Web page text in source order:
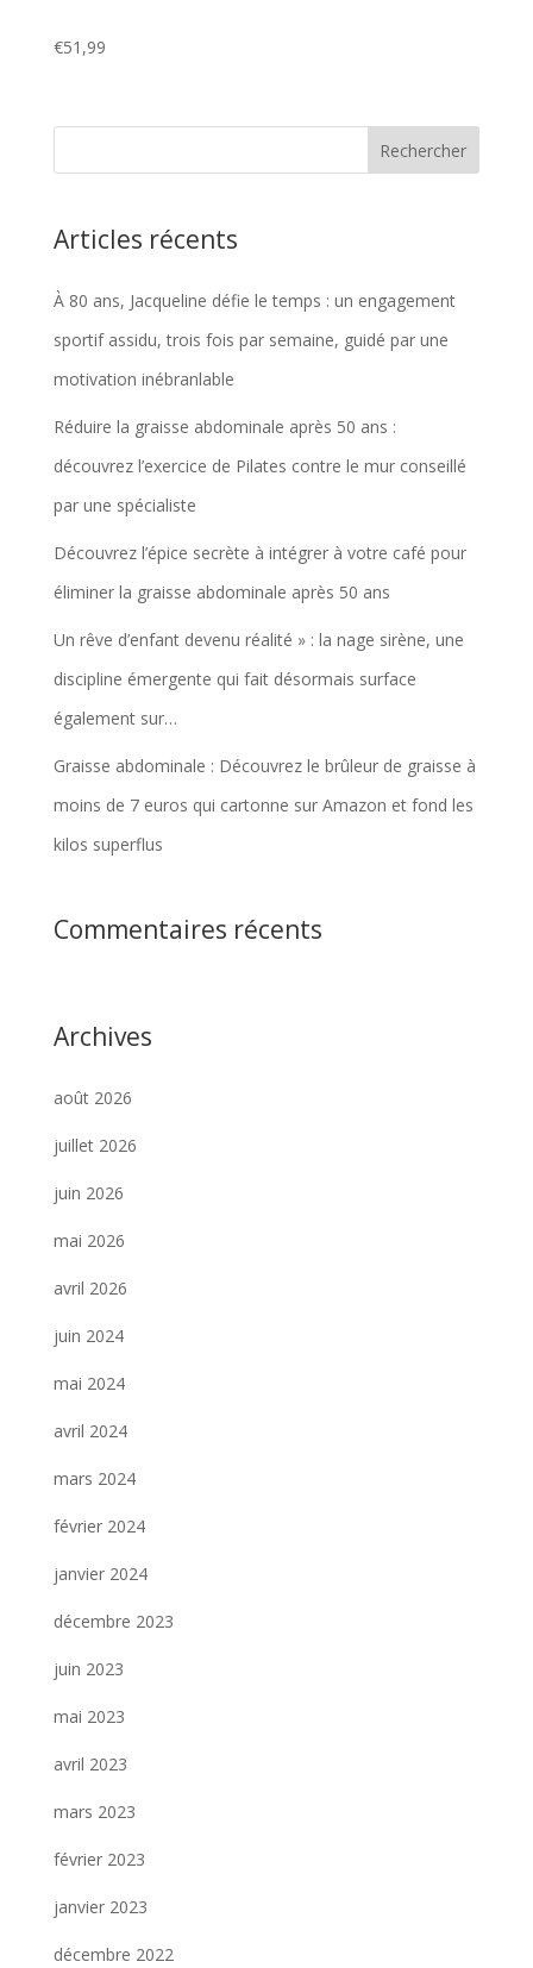
€51,99
Articles récents
À 80 ans, Jacqueline défie le temps : un engagement
sportif assidu, trois fois par semaine, guidé par une
motivation inébranlable
Réduire la graisse abdominale après 50 ans :
découvrez l’exercice de Pilates contre le mur conseillé
par une spécialiste
Découvrez l’épice secrète à intégrer à votre café pour
éliminer la graisse abdominale après 50 ans
Un rêve d’enfant devenu réalité » : la nage sirène, une
discipline émergente qui fait désormais surface
également sur…
Graisse abdominale : Découvrez le brûleur de graisse à
moins de 7 euros qui cartonne sur Amazon et fond les
kilos superflus
Commentaires récents
Archives
août 2026
juillet 2026
juin 2026
mai 2026
avril 2026
juin 2024
mai 2024
avril 2024
mars 2024
février 2024
janvier 2024
décembre 2023
juin 2023
mai 2023
avril 2023
mars 2023
février 2023
janvier 2023
décembre 2022